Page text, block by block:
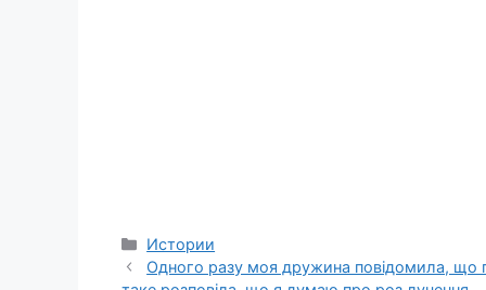
Categories
Истории
Одного разу моя дружина повідомила, що